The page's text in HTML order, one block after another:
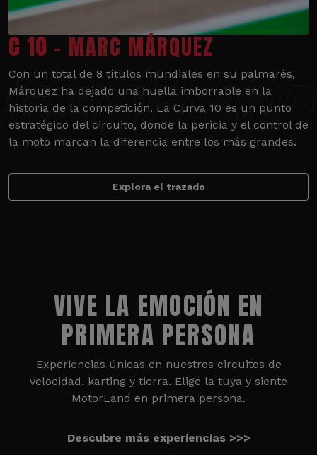
C 10 - MARC MÁRQUEZ
Con un total de 8 títulos mundiales en su palmarés,
Márquez ha dejado una huella imborrable en la
historia de la competición. La Curva 10 es un punto
estratégico del circuito, donde la pericia y el control de
la moto marcan la diferencia entre los más grandes.
Explora el trazado
VIVE LA EMOCIÓN EN
PRIMERA PERSONA
Experiencias únicas en nuestros circuitos de
velocidad, karting y tierra. Elige la tuya y siente
MotorLand en primera persona.
Descubre más experiencias >>>